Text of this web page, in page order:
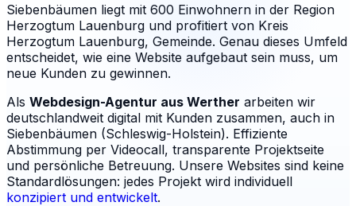
Siebenbäumen liegt mit 600 Einwohnern in der Region
Herzogtum Lauenburg und profitiert von Kreis
Herzogtum Lauenburg, Gemeinde. Genau dieses Umfeld
entscheidet, wie eine Website aufgebaut sein muss, um
neue Kunden zu gewinnen.
Als Webdesign-Agentur aus Werther arbeiten wir
deutschlandweit digital mit Kunden zusammen, auch in
Siebenbäumen (Schleswig-Holstein). Effiziente
Abstimmung per Videocall, transparente Projektseite
und persönliche Betreuung. Unsere Websites sind keine
Standardlösungen: jedes Projekt wird individuell
konzipiert und entwickelt.